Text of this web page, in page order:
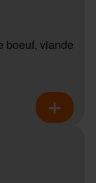
boeuf, viande